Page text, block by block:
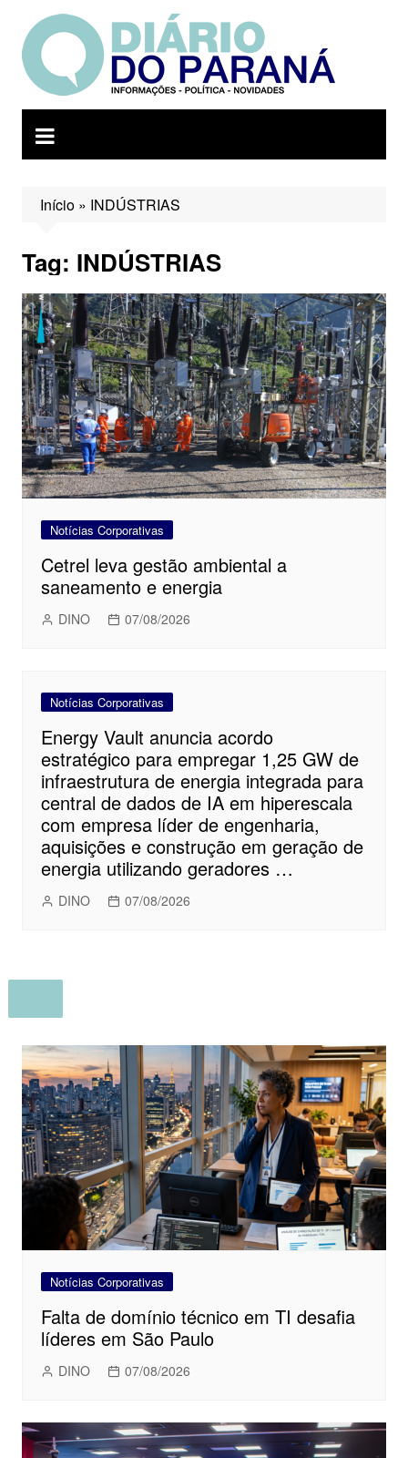
para
conteúdo
Início» INDÚSTRIAS
Tag: INDÚSTRIAS
Notícias Corporativas
Cetrel leva gestão ambiental a
saneamento e energia
DINO 07/08/2026
Notícias Corporativas
Energy Vault anuncia acordo
estratégico para empregar 1,25 GW de
infraestrutura de energia integrada para
central de dados de IA em hiperescala
com empresa líder de engenharia,
aquisições e construção em geração de
energia utilizando geradores …
DINO 07/08/2026
Notícias Corporativas
Falta de domínio técnico em TI desafia
líderes em São Paulo
DINO 07/08/2026